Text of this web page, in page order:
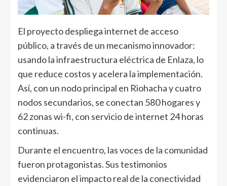
El proyecto despliega internet de acceso
público, a través de un mecanismo innovador:
usando la infraestructura eléctrica de Enlaza, lo
que reduce costos y acelera la implementación.
Así, con un nodo principal en Riohacha y cuatro
nodos secundarios, se conectan 580 hogares y
62 zonas wi-fi, con servicio de internet 24 horas
continuas.
Durante el encuentro, las voces de la comunidad
fueron protagonistas. Sus testimonios
evidenciaron el impacto real de la conectividad